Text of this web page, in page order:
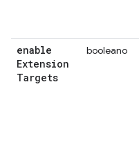
enable
Extension
Targets
booleano